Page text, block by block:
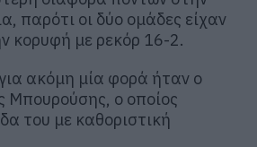
παρότι οι δύο ομάδες είχαν
κορυφή με ρεκόρ 16-2.
ακόμη μία φορά ήταν ο
Μπουρούσης, ο οποίος
του με καθοριστική